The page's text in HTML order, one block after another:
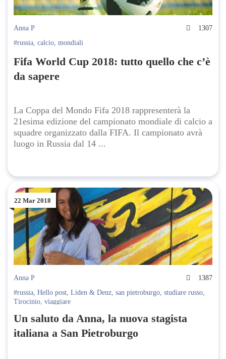
Anna P
1307
#russia, calcio, mondiali
Fifa World Cup 2018: tutto quello che c’è
da sapere
La Coppa del Mondo Fifa 2018 rappresenterà la
21esima edizione del campionato mondiale di calcio a
squadre organizzato dalla FIFA. Il campionato avrà
luogo in Russia dal 14 ...
22 Mar 2018
Anna P
1387
#russia, Hello post, Liden & Denz, san pietroburgo, studiare russo,
Tirocinio, viaggiare
Un saluto da Anna, la nuova stagista
italiana a San Pietroburgo